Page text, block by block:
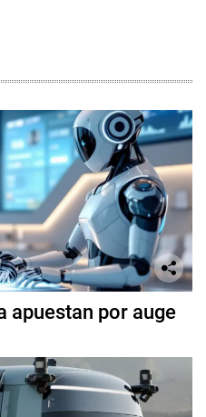
apuestan por auge